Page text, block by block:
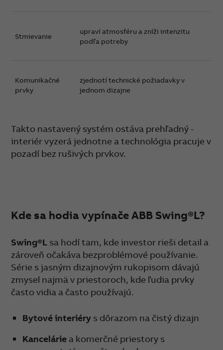
Stmievanie
upraví atmosféru a zníži intenzitu
podľa potreby
Komunikačné
prvky
zjednotí technické požiadavky v
jednom dizajne
Takto nastavený systém ostáva prehľadný -
interiér vyzerá jednotne a technológia pracuje v
pozadí bez rušivých prvkov.
Kde sa hodia vypínače ABB Swing®L?
Swing®L sa hodí tam, kde investor rieši detail a
zároveň očakáva bezproblémové používanie.
Série s jasným dizajnovým rukopisom dávajú
zmysel najmä v priestoroch, kde ľudia prvky
často vidia a často používajú.
Bytové interiérys dôrazom na čistý dizajn
Kanceláriea komerčné priestory s